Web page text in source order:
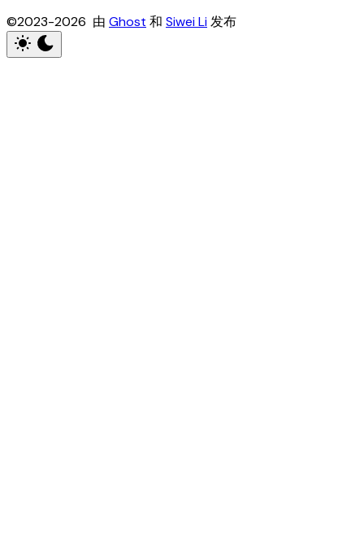
©2023-2026 由 Ghost 和 Siwei Li发布